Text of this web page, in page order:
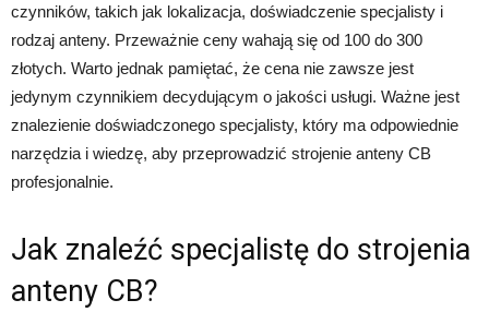
czynników, takich jak lokalizacja, doświadczenie specjalisty i
rodzaj anteny. Przeważnie ceny wahają się od 100 do 300
złotych. Warto jednak pamiętać, że cena nie zawsze jest
jedynym czynnikiem decydującym o jakości usługi. Ważne jest
znalezienie doświadczonego specjalisty, który ma odpowiednie
narzędzia i wiedzę, aby przeprowadzić strojenie anteny CB
profesjonalnie.
Jak znaleźć specjalistę do strojenia
anteny CB?